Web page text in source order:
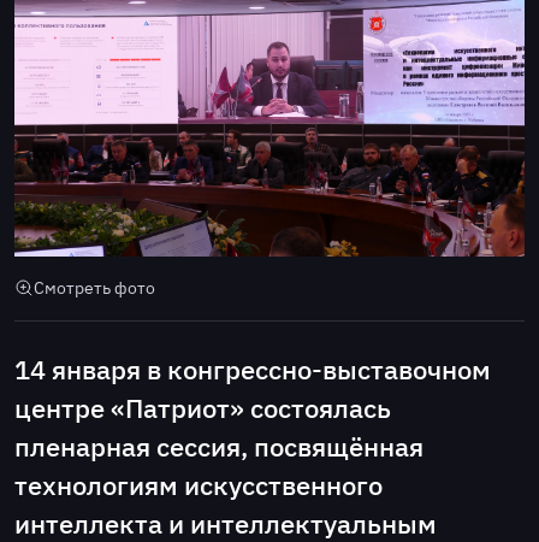
Смотреть фото
14 января в конгрессно-выставочном
центре «Патриот» состоялась
пленарная сессия, посвящённая
технологиям искусственного
интеллекта и интеллектуальным